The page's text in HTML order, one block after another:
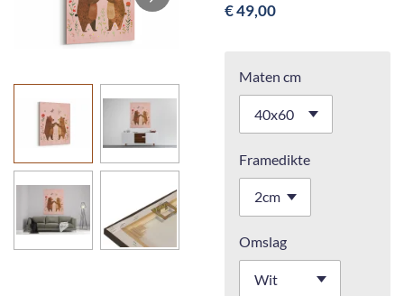
€ 49,00
Maten cm
Framedikte
Omslag